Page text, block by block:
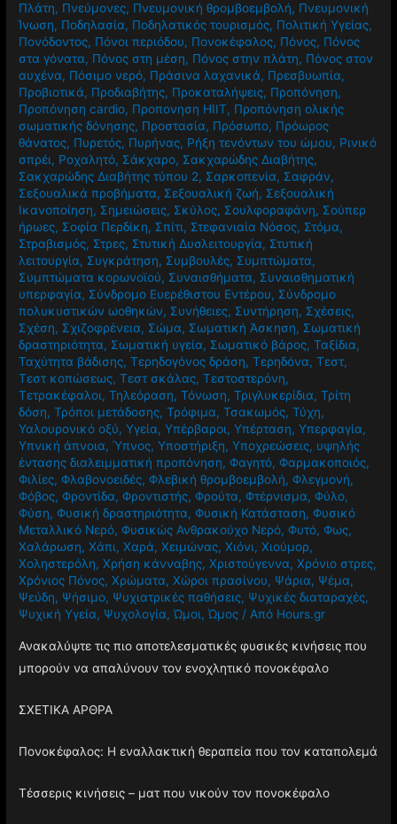
Πλάτη, Πνεύμονες, Πνευμονική θρομβοεμβολή, Πνευμονική
Ίνωση, Ποδηλασία, Ποδηλατικός τουρισμός, Πολιτική Υγείας,
Πονόδοντος, Πόνοι περιόδου, Πονοκέφαλος, Πόνος, Πόνος
στα γόνατα, Πόνος στη μέση, Πόνος στην πλάτη, Πόνος στον
αυχένα, Πόσιμο νερό, Πράσινα λαχανικά, Πρεσβυωπία,
Προβιοτικά, Προδιαβήτης, Προκαταλήψεις, Προπόνηση,
Προπόνηση cardio, Προπονηση HIIT, Προπόνηση ολικής
σωματικής δόνησης, Προστασία, Πρόσωπο, Πρόωρος
θάνατος, Πυρετός, Πυρήνας, Ρήξη τενόντων του ώμου, Ρινικό
σπρέι, Ροχαλητό, Σάκχαρο, Σακχαρώδης Διαβήτης,
Σακχαρώδης Διαβήτης τύπου 2, Σαρκοπενία, Σαφράν,
Σεξουαλικά προβήματα, Σεξουαλική ζωή, Σεξουαλική
Ικανοποίηση, Σημειώσεις, Σκύλος, Σουλφοραφάνη, Σούπερ
ήρωες, Σοφία Περδίκη, Σπίτι, Στεφανιαία Νόσος, Στόμα,
Στραβισμός, Στρες, Στυτική Δυσλειτουργία, Στυτική
λειτουργία, Συγκράτηση, Συμβουλές, Συμπτώματα,
Συμπτώματα κορωνοϊού, Συναισθήματα, Συναισθηματική
υπερφαγία, Σύνδρομο Ευερέθιστου Εντέρου, Σύνδρομο
πολυκυστικών ωοθηκών, Συνήθειες, Συντήρηση, Σχέσεις,
Σχέση, Σχιζοφρένεια, Σώμα, Σωματική Άσκηση, Σωματική
δραστηριότητα, Σωματική υγεία, Σωματικό βάρος,Ταξίδια,
Ταχύτητα βάδισης,Τερηδογόνος δράση,Τερηδόνα,Τεστ,
Τεστ κοπώσεως,Τεστ σκάλας,Τεστοστερόνη,
Τετρακέφαλοι,Τηλεόραση,Τόνωση,Τριγλυκερίδια,Τρίτη
δόση,Τρόποι μετάδοσης,Τρόφιμα,Τσακωμός,Τύχη,
Υαλουρονικό οξύ,Υγεία,Υπέρβαροι,Υπέρταση,Υπερφαγία,
Υπνική άπνοια,Ύπνος,Υποστήριξη,Υποχρεώσεις, υψηλής
έντασης διαλειμματική προπόνηση,Φαγητό,Φαρμακοποιός,
Φιλίες,Φλαβονοειδές,Φλεβική θρομβοεμβολή,Φλεγμονή,
Φόβος,Φροντίδα,Φροντιστής,Φρούτα,Φτέρνισμα,Φύλο,
Φύση,Φυσική δραστηριότητα,Φυσική Κατάσταση,Φυσικό
Μεταλλικό Νερό,Φυσικώς Ανθρακούχο Νερό,Φυτό,Φως,
Χαλάρωση,Χάπι,Χαρά,Χειμώνας,Χιόνι,Χιούμορ,
Χοληστερόλη,Χρήση κάνναβης,Χριστούγεννα,Χρόνιο στρες,
Χρόνιος Πόνος,Χρώματα,Χώροι πρασίνου, Ψάρια, Ψέμα,
Ψεύδη, Ψήσιμο, Ψυχιατρικές παθήσεις, Ψυχικές διαταραχές,
Ψυχική Υγεία, Ψυχολογία,Ώμοι,Ώμος / Από Hours.gr
Ανακαλύψτε τις πιο αποτελεσματικές φυσικές κινήσεις που
μπορούν να απαλύνουν τον ενοχλητικό πονοκέφαλο
ΣΧΕΤΙΚΑ ΑΡΘΡΑ
Πονοκέφαλος: Η εναλλακτική θεραπεία που τον καταπολεμά
Τέσσερις κινήσεις – ματ που νικούν τον πονοκέφαλο